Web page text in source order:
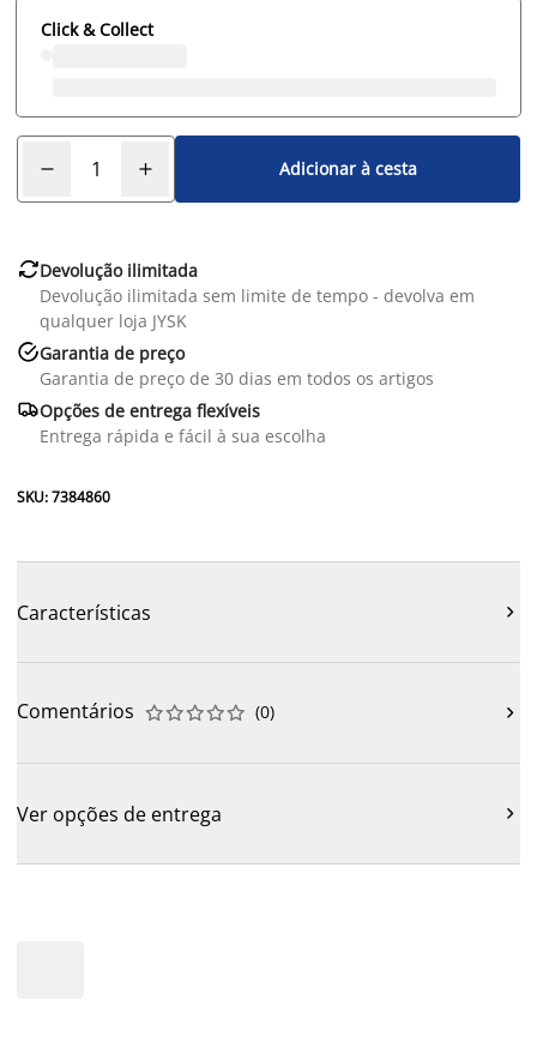
Click & Collect
Adicionar à cesta
Devolução ilimitada
Devolução ilimitada sem limite de tempo - devolva em
qualquer loja JYSK
Garantia de preço
Garantia de preço de 30 dias em todos os artigos
Opções de entrega flexíveis
Entrega rápida e fácil à sua escolha
SKU: 7384860
Características 
Comentários 




 (0) 
Ver opções de entrega 